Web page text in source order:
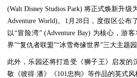
(Walt Disney Studios Park) 将正式焕新升级
Adventure World)。1月28日，度假区公布
以“冒险湾” (Adventure Bay) 为核心，游
界”“复仇者联盟”“冰雪奇缘世界”三大主题园
此外，乐园还将打造受《狮子王》启发的
敬《彼得·潘》《101忠狗》等作品的英式